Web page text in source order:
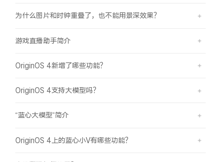
为什么图片和时钟重叠了，也不能用景深效果？
游戏直播助手简介
OriginOS 4新增了哪些功能？
OriginOS 4支持大模型吗？
“蓝心大模型”简介
OriginOS 4上的蓝心小V有哪些功能？